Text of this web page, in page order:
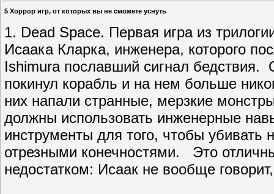
5 Хоррор игр, от которых вы не сможете уснуть
1. Dead Space. Первая игра из
Исаака Кларка, инженера, которого
Ishimura пославший сигнал бедствия.
покинул корабль и на нем больше
них напали странные, мерзкие
должны использовать инженерные
инструменты для того, чтобы
отрезными конечностями. Это
недостатком: Исаак не вообще